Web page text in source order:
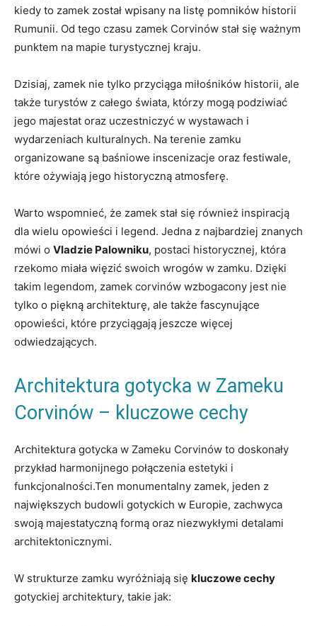
kiedy to zamek został wpisany na listę pomników historii
Rumunii. Od tego czasu zamek Corvinów stał się ważnym
punktem na mapie turystycznej kraju.
Dzisiaj, zamek nie tylko przyciąga miłośników historii, ale
także turystów z całego świata, którzy mogą podziwiać
jego majestat oraz uczestniczyć w wystawach i
wydarzeniach kulturalnych. Na terenie zamku
organizowane są baśniowe inscenizacje oraz festiwale,
które ożywiają jego historyczną atmosferę.
Warto wspomnieć, że zamek stał się również inspiracją
dla wielu opowieści i legend. Jedna z najbardziej znanych
mówi o Vladzie Palowniku, postaci historycznej, która
rzekomo miała więzić swoich wrogów w zamku. Dzięki
takim legendom, zamek corvinów wzbogacony jest nie
tylko o piękną architekturę, ale także fascynujące
opowieści, które przyciągają jeszcze więcej
odwiedzających.
Architektura gotycka w Zameku
Corvinów – kluczowe cechy
Architektura gotycka w Zameku Corvinów to doskonały
przykład harmonijnego połączenia estetyki i
funkcjonalności.Ten monumentalny zamek, jeden z
największych budowli gotyckich w Europie, zachwyca
swoją majestatyczną formą oraz niezwykłymi detalami
architektonicznymi.
W strukturze zamku wyróżniają się kluczowe cechy
gotyckiej architektury, takie jak: